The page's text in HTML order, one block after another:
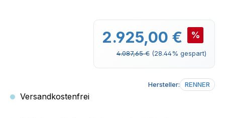
Verkaufspreis:
2.925,00 € %
Regulärer Preis:
4.087,65 € (28.44% gespart)
Hersteller: RENNER
Versandkostenfrei